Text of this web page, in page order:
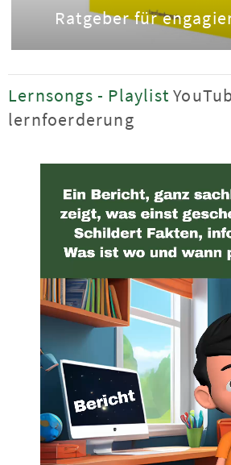
Ratgeber für
Lernsongs - Playlist
lernfoerderung